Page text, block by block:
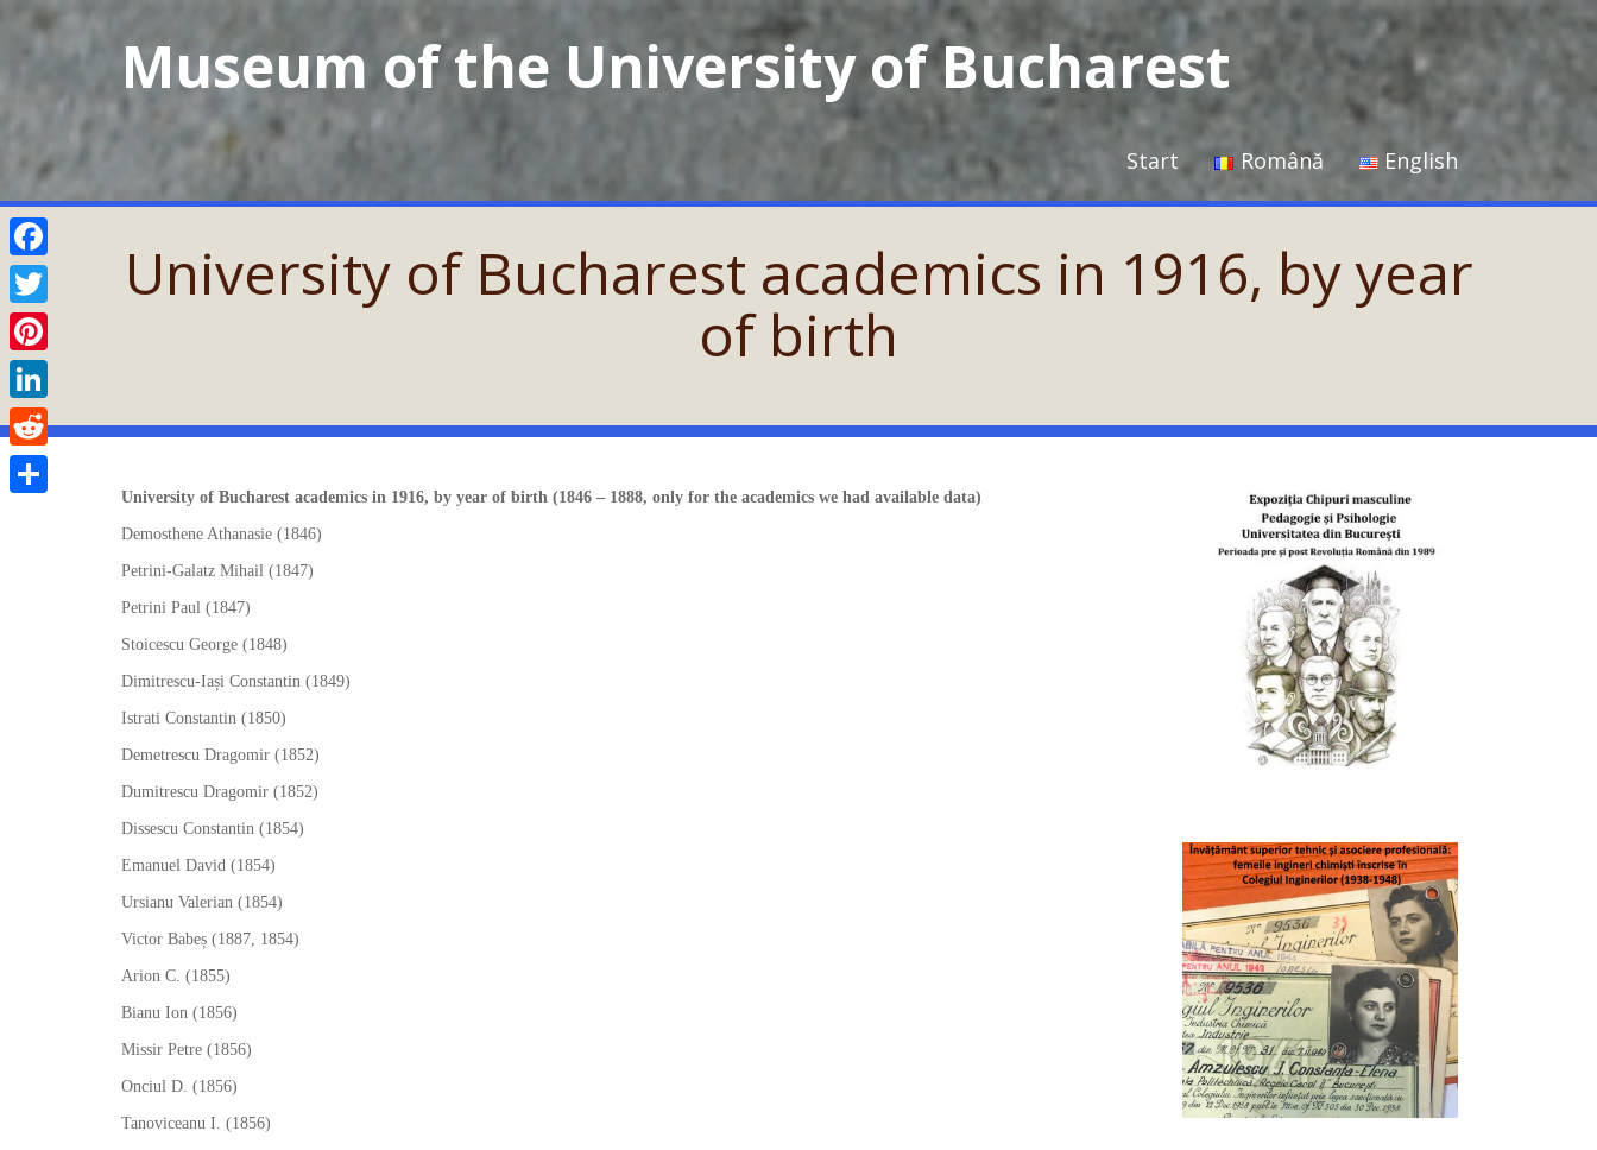
Museum of the University of Bucharest
Start Română English
University of Bucharest academics in 1916, by year
of birth
University of Bucharest academics in 1916, by year of birth (1846 – 1888, only for the academics we had available data)
Demosthene Athanasie (1846)
Petrini-Galatz Mihail (1847)
Petrini Paul (1847)
Stoicescu George (1848)
Dimitrescu-Iași Constantin (1849)
Istrati Constantin (1850)
Demetrescu Dragomir (1852)
Dumitrescu Dragomir (1852)
Dissescu Constantin (1854)
Emanuel David (1854)
Ursianu Valerian (1854)
Victor Babeș (1887, 1854)
Arion C. (1855)
Bianu Ion (1856)
Missir Petre (1856)
Onciul D. (1856)
Tanoviceanu I. (1856)
Facebook
Twitter
Pinterest
LinkedIn
Reddit